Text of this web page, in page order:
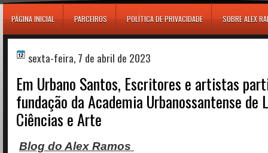
PÁGINA INICIAL PARCEIROS POLÍTICA DE PRIVACIDADE SOBRE ALEX
sexta-feira, 7 de abril de 2023
Em Urbano Santos, Escritores e artistas
fundação da Academia Urbanossantense de
Ciências e Arte
Blog do Alex Ramos